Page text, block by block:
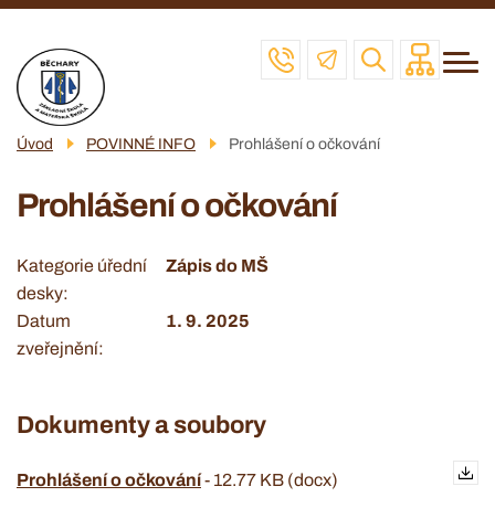
Přejít
hlavnímu
obsahu
Menu
navigace
MŠ
ŠD
VČELAŘSKÝ KROUŽEK
POVINNÉ INFO
KONTAKT
Úvod POVINNÉ INFO Prohlášení o očkování
Prohlášení o očkování
Kategorie úřední
desky
Zápis do MŠ
Datum
zveřejnění
1. 9. 2025
Dokumenty a soubory
Prohlášení o očkování- 12.77 KB (docx)